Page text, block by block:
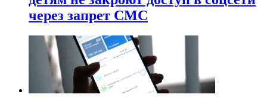
через запрет СМС